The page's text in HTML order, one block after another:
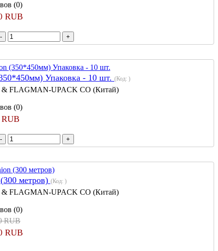
(0)
RUB
Упаковка - 10 шт. (Код: )
& FLAGMAN-UPACK CO (Китай)
(0)
метров) (Код: )
& FLAGMAN-UPACK CO (Китай)
(0)
RUB
RUB